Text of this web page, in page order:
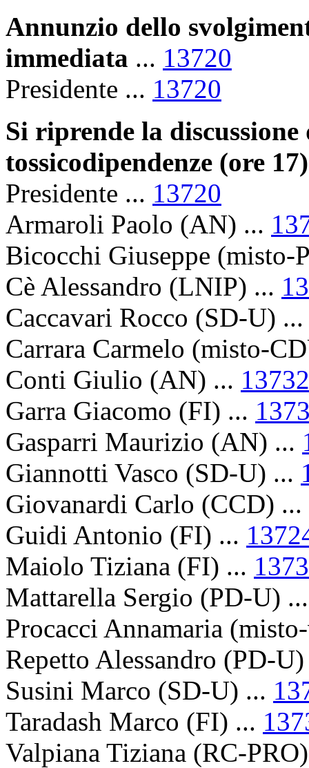
Annunzio dello
immediata ... 13720
Presidente ... 13720
Si riprende la
tossicodipendenze (ore 17)
Presidente ... 13720
Armaroli Paolo (AN) ...
Bicocchi Giuseppe (misto-
Cè Alessandro (LNIP) ...
Caccavari Rocco (SD-U)
Carrara Carmelo (misto-
Conti Giulio (AN) ... 13732
Garra Giacomo (FI) ...
Gasparri Maurizio (AN) ...
Giannotti Vasco (SD-U) ...
Giovanardi Carlo (CCD) ...
Guidi Antonio (FI) ...
Maiolo Tiziana (FI) ...
Mattarella Sergio (PD-U)
Procacci Annamaria
Repetto Alessandro (PD-
Susini Marco (SD-U) ...
Taradash Marco (FI) ...
Valpiana Tiziana (RC-